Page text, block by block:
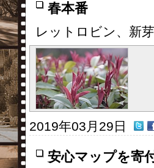
春本番
レットロビン、新
2019年03月29日
安心マップを寄